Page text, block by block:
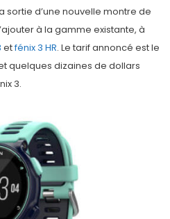
sortie d’une nouvelle montre de
à la gamme existante, à
etfénix 3 HR. Le tarif annoncé est le
quelques dizaines de dollars
3.